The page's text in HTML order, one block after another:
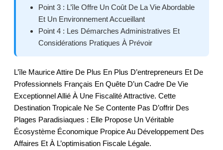
Point 3 : L’île Offre Un Coût De La Vie Abordable
Et Un Environnement Accueillant
Point 4 : Les Démarches Administratives Et
Considérations Pratiques À Prévoir
L’île Maurice Attire De Plus En Plus D’entrepreneurs Et De
Professionnels Français En Quête D’un Cadre De Vie
Exceptionnel Allié À Une Fiscalité Attractive. Cette
Destination Tropicale Ne Se Contente Pas D’offrir Des
Plages Paradisiaques : Elle Propose Un Véritable
Écosystème Économique Propice Au Développement Des
Affaires Et À L’optimisation Fiscale Légale.